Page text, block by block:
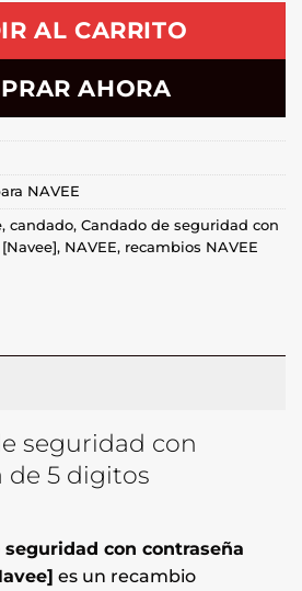
AL CARRITO
AHORA
NAVEE
, candado, Candado de seguridad con
, NAVEE, recambios NAVEE
seguridad con
de 5 digitos
seguridad con contraseña
es un recambio